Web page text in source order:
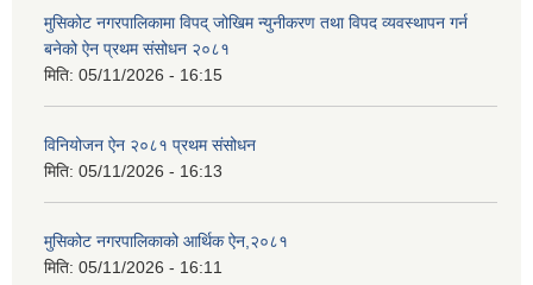
मुसिकोट नगरपालिकामा विपद् जोखिम न्युनीकरण तथा विपद व्यवस्थापन गर्न
बनेको ऐन प्रथम संसोधन २०८१
मिति: 05/11/2026 - 16:15
विनियोजन ऐन २०८१ प्रथम संसोधन
मिति: 05/11/2026 - 16:13
मुसिकोट नगरपालिकाको आर्थिक ऐन,२०८१
मिति: 05/11/2026 - 16:11